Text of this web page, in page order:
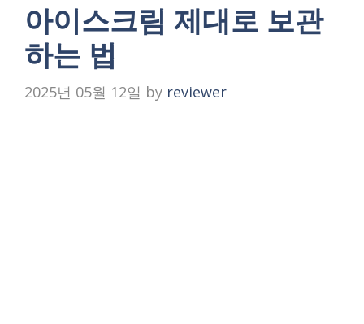
아이스크림 제대로 보관
하는 법
2025년 05월 12일 by reviewer